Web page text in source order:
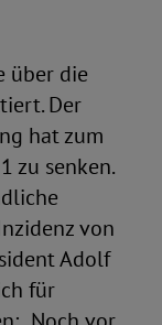
über die
Der
hat zum
zu senken.
von
Adolf
für